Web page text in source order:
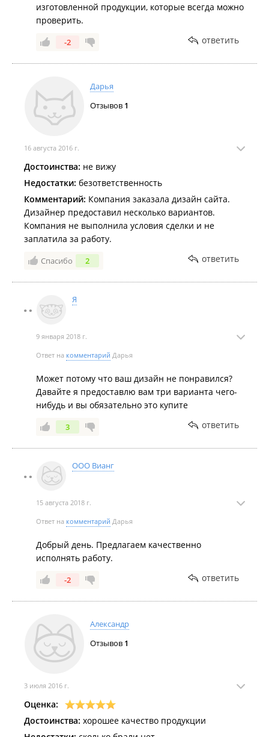
изготовленной продукции, которые всегда можно
проверить.
-2 ответить
Дарья
Отзывов 1
16 августа 2016 г.
Достоинства: не вижу
Недостатки: безответственность
Комментарий: Компания заказала дизайн сайта.
Дизайнер предоставил несколько вариантов.
Компания не выполнила условия сделки и не
заплатила за работу.
Спасибо 2 ответить
Я
9 января 2018 г.
Ответ на комментарий Дарья
Может потому что ваш дизайн не понравился?
Давайте я предоставлю вам три варианта чего-
нибудь и вы обязательно это купите
3 ответить
ООО Вианг
15 августа 2018 г.
Ответ на комментарий Дарья
Добрый день. Предлагаем качественно
исполнять работу.
-2 ответить
Александр
Отзывов 1
3 июля 2016 г.
Оценка:
Достоинства: хорошее качество продукции